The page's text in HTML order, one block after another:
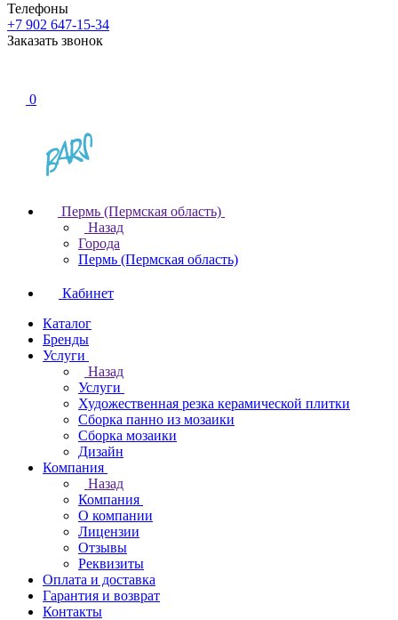
Телефоны
+7 902 647-15-34
Заказать звонок
0
Пермь (Пермская область)
Назад
Города
Пермь (Пермская область)
Кабинет
Каталог
Бренды
Услуги
Назад
Услуги
Художественная резка керамической плитки
Сборка панно из мозаики
Сборка мозаики
Дизайн
Компания
Назад
Компания
О компании
Лицензии
Отзывы
Реквизиты
Оплата и доставка
Гарантия и возврат
Контакты